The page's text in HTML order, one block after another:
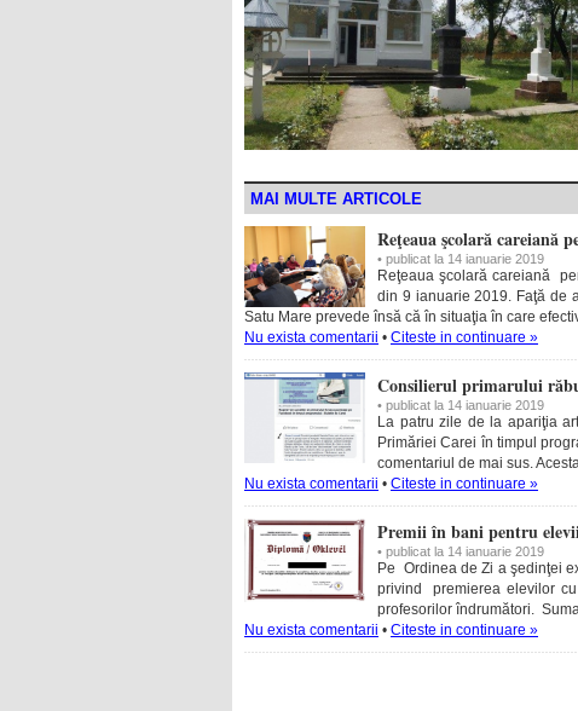
MAI MULTE ARTICOLE
Reţeaua şcolară careiană
• publicat la 14 ianuarie 2019
Reţeaua şcolară careiană
din 9 ianuarie 2019. Faţă de
Satu Mare prevede însă că în situaţia în care
Nu exista comentarii • Citeste in continuare »
Consilierul primarului
• publicat la 14 ianuarie 2019
La patru zile de la apariţia
Primăriei Carei în timpul
comentariul de mai sus.
Nu exista comentarii • Citeste in continuare »
Premii în bani pentru
• publicat la 14 ianuarie 2019
Pe Ordinea de Zi a şedinţei
privind premierea elevilor
profesorilor îndrumători.
Nu exista comentarii • Citeste in continuare »